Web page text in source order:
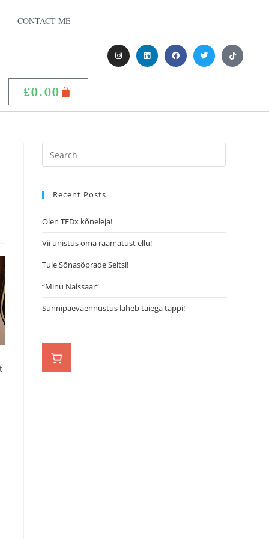
CONTACT ME
£0.00
Recent Posts
Olen TEDx kõneleja!
Vii unistus oma raamatust ellu!
Tule Sõnasõprade Seltsi!
“Minu Naissaar”
Sünnipäevaennustus läheb täiega täppi!